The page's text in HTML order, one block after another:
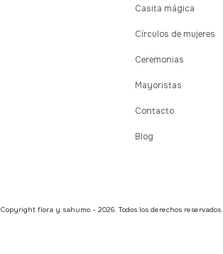
Casita mágica
Círculos de mujeres
Ceremonias
Mayoristas
Contacto
Blog
Copyright flora y sahumo - 2026. Todos los derechos reservados.